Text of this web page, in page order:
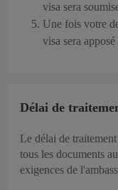
visa sera
Une fois votre
visa sera
Délai de
Le délai de
tous les documents
exigences de